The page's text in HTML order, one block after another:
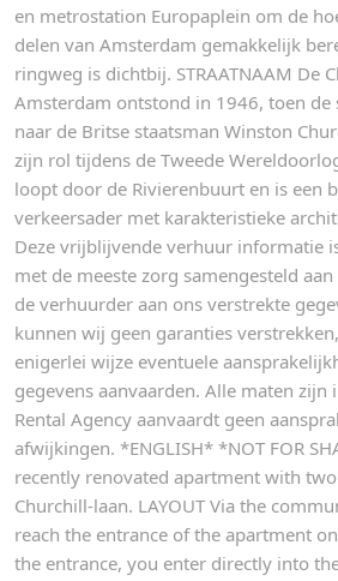
en metrostation Europaplein om de
delen van Amsterdam gemakkelijk
ringweg is dichtbij. STRAATNAAM De
Amsterdam ontstond in 1946, toen de
naar de Britse staatsman Winston
zijn rol tijdens de Tweede
loopt door de Rivierenbuurt en is een
verkeersader met karakteristieke
Deze vrijblijvende verhuur informatie
met de meeste zorg samengesteld
de verhuurder aan ons verstrekte
kunnen wij geen garanties
enigerlei wijze eventuele
gegevens aanvaarden. Alle maten zijn
Rental Agency aanvaardt geen
afwijkingen. *ENGLISH* *NOT FOR
recently renovated apartment with
Churchill-laan. LAYOUT Via the
reach the entrance of the apartment
the entrance, you enter directly into